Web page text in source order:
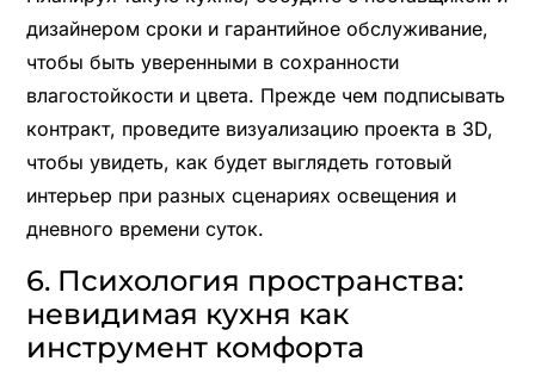
дизайнером сроки и гарантийное обслуживание,
чтобы быть уверенными в сохранности
влагостойкости и цвета. Прежде чем подписывать
контракт, проведите визуализацию проекта в 3D,
чтобы увидеть, как будет выглядеть готовый
интерьер при разных сценариях освещения и
дневного времени суток.
6. Психология пространства:
невидимая кухня как
инструмент комфорта